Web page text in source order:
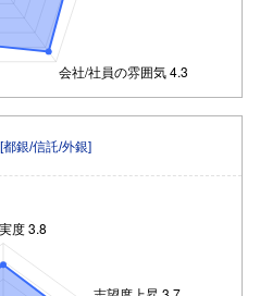
[都銀/信託/外銀]